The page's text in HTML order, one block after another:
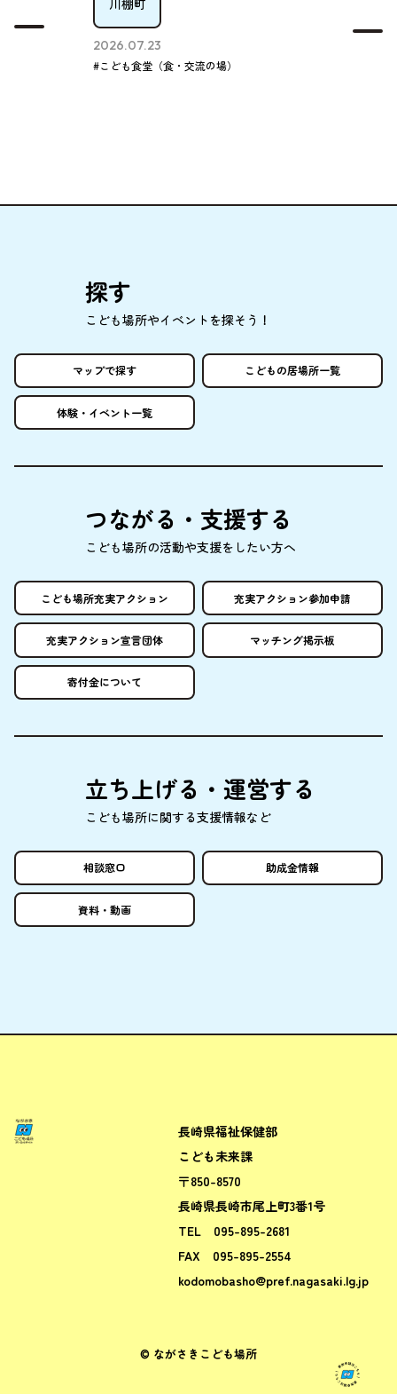
2026.07.23
#こども食堂（食・交流の場）
探す
こども場所やイベントを探そう！
マップで探す こどもの居場所一覧
体験 ・イベント一覧
つながる・ 支援する
こども場所の活動や支援をしたい方へ
こども場所充実アクション 充実アクション参加申請
充実アクション宣言団体 マッチング掲示板
寄付金について
立ち上げる・ 運営する
こども場所に関する支援情報など
相談窓口 助成金情報
資料 ・ 動画
ながさきこども場所ポータルサ
長崎県福祉保健部
こども未来課
〒850-8570
長崎県長崎市尾上町3番1号
TEL 095-895-2681
FAX 095-895-2554
kodomobasho@pref.nagasaki.lg.jp
© ながさきこども場所